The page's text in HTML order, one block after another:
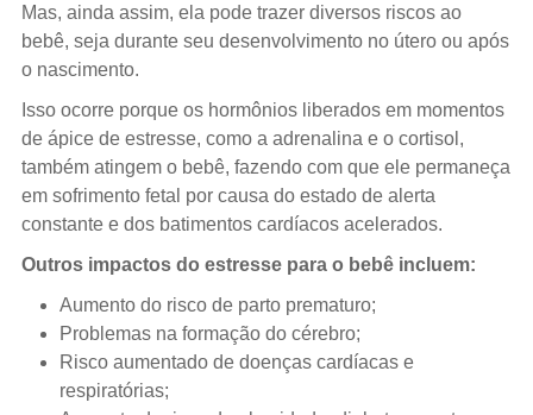
Mas, ainda assim, ela pode trazer diversos riscos ao
bebê, seja durante seu desenvolvimento no útero ou após
o nascimento.
Isso ocorre porque os hormônios liberados em momentos
de ápice de estresse, como a adrenalina e o cortisol,
também atingem o bebê, fazendo com que ele permaneça
em sofrimento fetal por causa do estado de alerta
constante e dos batimentos cardíacos acelerados.
Outros impactos do estresse para o bebê incluem:
Aumento do risco de parto prematuro;
Problemas na formação do cérebro;
Risco aumentado de doenças cardíacas e
respiratórias;